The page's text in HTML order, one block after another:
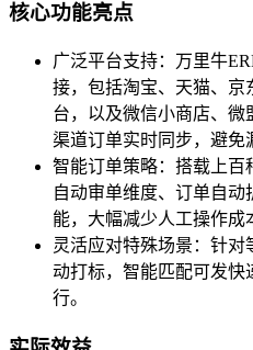
核心功能亮点
广泛平台支持：万里牛
接，包括淘宝、天猫、京
台，以及微信小商店、
渠道订单实时同步，避免
智能订单策略：搭载上百
自动审单维度、订单自
能，大幅减少人工操作成
灵活应对特殊场景：针对
动打标，智能匹配可发快
行。